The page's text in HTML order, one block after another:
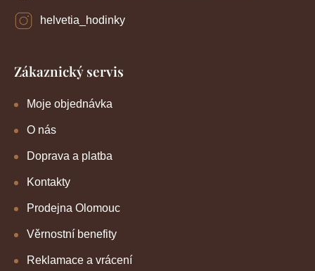
helvetia_hodinky
Zákaznický servis
Moje objednávka
O nás
Doprava a platba
Kontakty
Prodejna Olomouc
Věrnostní benefity
Reklamace a vrácení